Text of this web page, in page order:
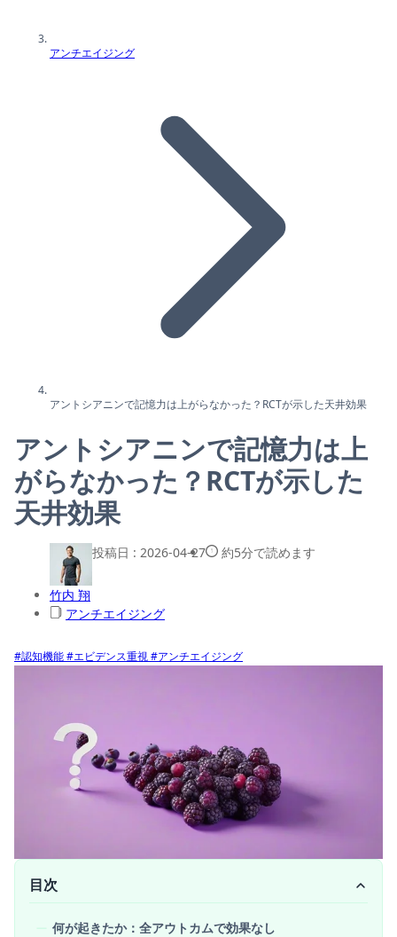
アンチエイジング
アントシアニンで記憶力は上がらなかった？RCTが示した天井効果
アントシアニンで記憶力は上
がらなかった？RCTが示した
天井効果
竹内 翔
投稿日 : 2026-04-27 約5分で読めます
アンチエイジング
#認知機能#エビデンス重視#アンチエイジング
目次
何が起きたか：全アウトカムで効果なし